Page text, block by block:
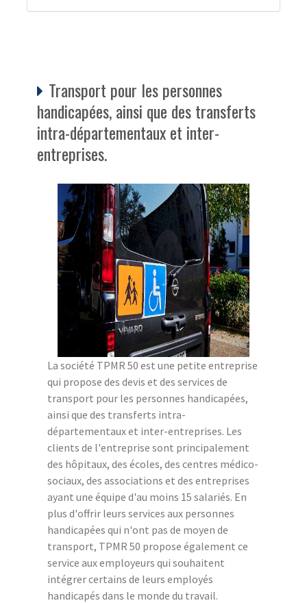
Transport pour les personnes
handicapées, ainsi que des transferts
intra-départementaux et inter-
entreprises.
La société TPMR 50 est une petite entreprise
qui propose des devis et des services de
transport pour les personnes handicapées,
ainsi que des transferts intra-
départementaux et inter-entreprises. Les
clients de l'entreprise sont principalement
des hôpitaux, des écoles, des centres médico-
sociaux, des associations et des entreprises
ayant une équipe d'au moins 15 salariés. En
plus d'offrir leurs services aux personnes
handicapées qui n'ont pas de moyen de
transport, TPMR 50 propose également ce
service aux employeurs qui souhaitent
intégrer certains de leurs employés
handicapés dans le monde du travail.